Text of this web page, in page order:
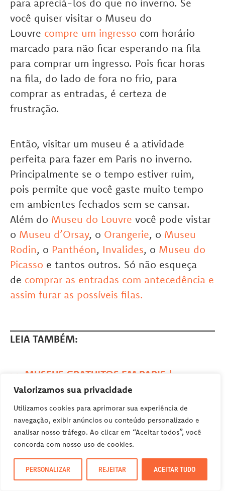
Valorizamos sua privacidade
Utilizamos cookies para aprimorar sua experiência de
navegação, exibir anúncios ou conteúdo personalizado e
analisar nosso tráfego. Ao clicar em “Aceitar todos”, você
concorda com nosso uso de cookies.
PERSONALIZAR REJEITAR ACEITAR TUDO
para apreciá-los do que no inverno. Se
você quiser visitar o Museu do
Louvre compre um ingresso com horário
marcado para não ficar esperando na fila
para comprar um ingresso. Pois ficar horas
na fila, do lado de fora no frio, para
comprar as entradas, é certeza de
frustração.
Então, visitar um museu é a atividade
perfeita para fazer em Paris no inverno.
Principalmente se o tempo estiver ruim,
pois permite que você gaste muito tempo
em ambientes fechados sem se cansar.
Além do Museu do Louvre você pode vistar
o Museu d’Orsay, o Orangerie, o Museu
Rodin, o Panthéon, Invalides, o Museu do
Picasso e tantos outros. Só não esqueça
de comprar as entradas com antecedência e
assim furar as possíveis filas.
LEIA TAMBÉM:
>> MUSEUS GRATUITOS EM PARIS |
CONHEÇA + DA HISTÓRIA DE PARIS
>>MUSEU DO LOUVRE EM PARIS – DICAS
PARA UMA VISITA PERFEITA